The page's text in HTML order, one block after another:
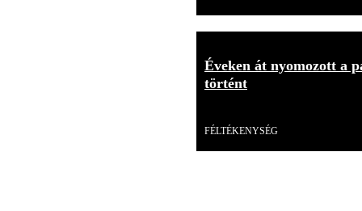
Éveken át nyomozott a
történt
FÉLTÉKENYSÉG